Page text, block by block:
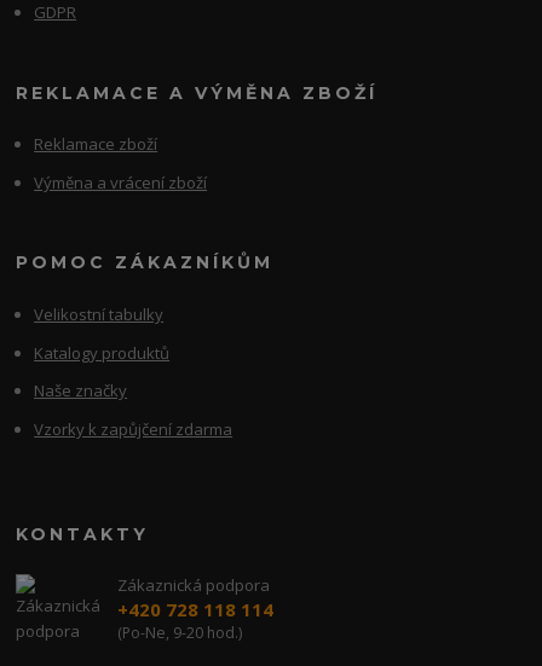
GDPR
REKLAMACE A VÝMĚNA ZBOŽÍ
Reklamace zboží
Výměna a vrácení zboží
POMOC ZÁKAZNÍKŮM
Velikostní tabulky
Katalogy produktů
Naše značky
Vzorky k zapůjčení zdarma
KONTAKTY
Zákaznická podpora
+420 728 118 114
(Po-Ne, 9-20 hod.)